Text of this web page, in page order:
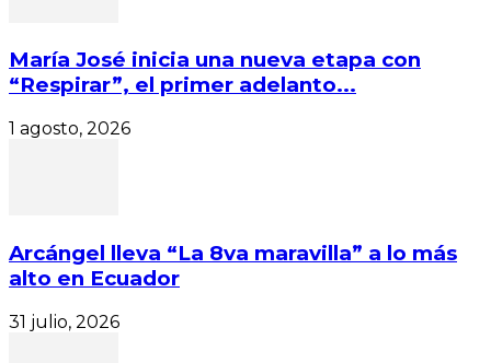
María José inicia una nueva etapa con
“Respirar”, el primer adelanto...
1 agosto, 2026
Arcángel lleva “La 8va maravilla” a lo más
alto en Ecuador
31 julio, 2026